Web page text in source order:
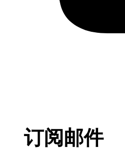
订阅邮件